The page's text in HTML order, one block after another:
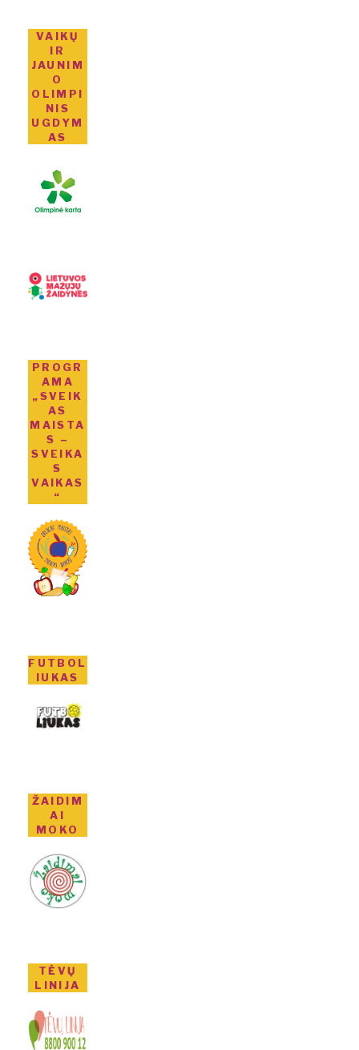
VAIKŲ
IR
JAUNIM
O
OLIMPI
NIS
UGDYM
AS
PROGR
AMA
„SVEIK
AS
MAISTA
S –
SVEIKA
S
VAIKAS
“
FUTBOL
IUKAS
ŽAIDIM
AI
MOKO
TĖVŲ
LINIJA